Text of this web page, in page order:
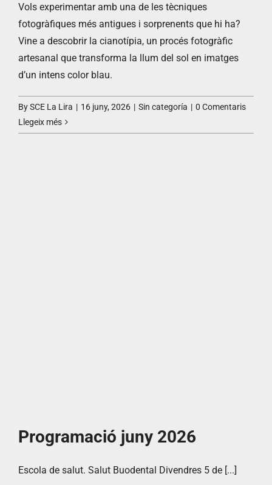
Vols experimentar amb una de les tècniques
fotogràfiques més antigues i sorprenents que hi ha?
Vine a descobrir la cianotípia, un procés fotogràfic
artesanal que transforma la llum del sol en imatges
d’un intens color blau.
BySCE La Lira | 16 juny, 2026 | Sin categoría | 0 Comentaris
Llegeix més
Programació juny 2026
Escola de salut. Salut Buodental Divendres 5 de [...]